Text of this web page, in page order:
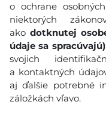
o ochrane
niektorých
akodotknutej
údaje sa spracúvajú)
svojich
a kontaktných
aj ďalšie potrebné
záložkách vľavo.